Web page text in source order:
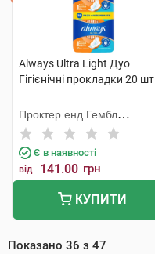
Always Ultra Light Дуо
Гігієнічні прокладки 20 шт
Проктер енд Гембл
Мануфекчурінг
Є в наявності
від 141.00 грн
КУПИТИ
Показано 36 з 47